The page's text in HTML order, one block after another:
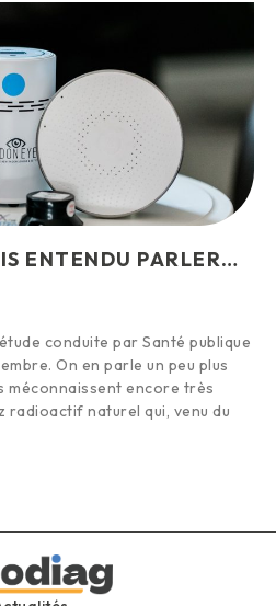
ENTENDU PARLER…
conduite par Santé publique
On en parle un peu plus
méconnaissent encore très
radioactif naturel qui, venu du